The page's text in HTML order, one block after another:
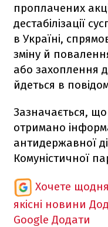
проплачених
дестабілізації
в Україні,
зміну й
або захоплення
йдеться в
Зазначається,
отримано
антидержавної
Комуністичної
Хочете
якісні новини
Google Додати